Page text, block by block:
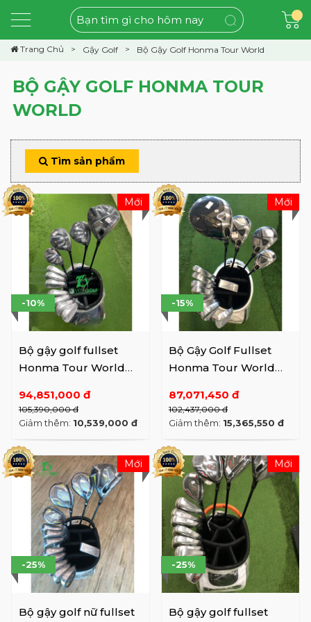
Trang Chủ Gậy Golf Bộ Gậy Golf Honma Tour World
BỘ GẬY GOLF HONMA TOUR
WORLD
Tìm sản phẩm
Bộ gậy golf fullset
Honma Tour World
94,851,000 đ
105,390,000 đ
-10%
Giảm thêm: 10,539,000 đ
Mới
Bộ Gậy Golf Fullset
Honma Tour World
87,071,450 đ
102,437,000 đ
-15%
Giảm thêm: 15,365,550 đ
Mới
Bộ gậy golf nữ fullset
-25%
Mới
Bộ gậy golf fullset
-25%
Mới